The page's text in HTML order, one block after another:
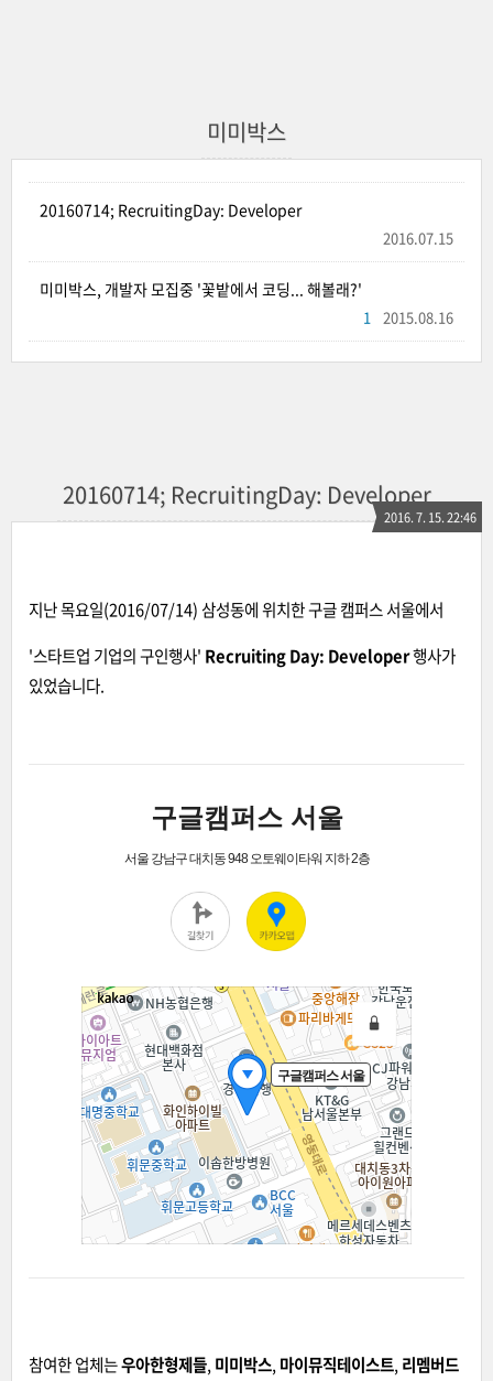
미미박스
20160714; RecruitingDay: Developer
2016.07.15
미미박스, 개발자 모집중 '꽃밭에서 코딩... 해볼래?'
2015.08.16
1
20160714; RecruitingDay: Developer
2016. 7. 15. 22:46
지난 목요일(2016/07/14) 삼성동에 위치한 구글 캠퍼스 서울에서
'스타트업 기업의 구인행사' Recruiting Day: Developer행사가
있었습니다.
참여한 업체는우아한형제들, 미미박스, 마이뮤직테이스트, 리멤버드